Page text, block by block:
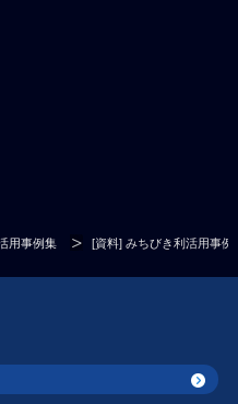
用事例集 [資料] みちびき利活用事例